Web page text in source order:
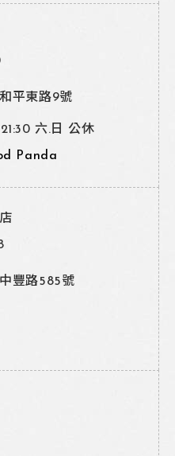
平東路9號
六.日 公休
Panda
豐路585號